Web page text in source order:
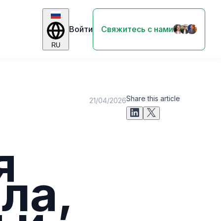
RU
Войти Свяжитесь с нами
21/04/2026Share this article